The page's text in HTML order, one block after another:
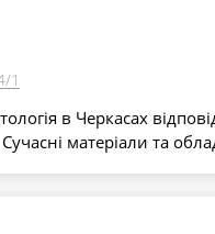
1
в Черкасах
матеріали та